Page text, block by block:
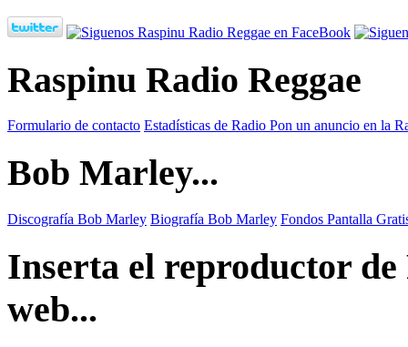
Raspinu Radio Reggae
Formulario de contacto Estadísticas de Radio Pon un anuncio en la
Bob Marley...
Discografía Bob Marley Biografía Bob Marley Fondos Pantalla
Inserta el reproductor de
web...